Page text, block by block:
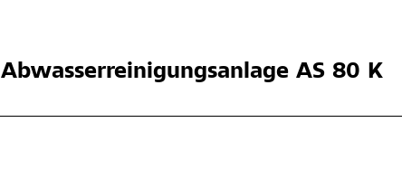
Abwasserreinigungsanlage AS 80 K